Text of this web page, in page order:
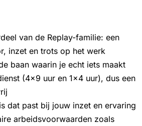
van de Replay-familie: een
inzet en trots op het werk
baan waarin je echt iets maakt
(4×9 uur en 1×4 uur), dus een
dat past bij jouw inzet en ervaring
arbeidsvoorwaarden zoals